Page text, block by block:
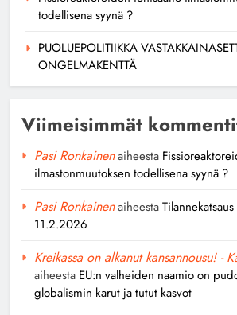
11.2.2026
Pasi Ronkainen 6
1
todellisena syynä ?
PUOLUEPOLITIIKKA
ONGELMAKENTTÄ
Viimeisimmät
Pasi Ronkainenaiheesta
ilmastonmuutoksen todellisena syynä ?
Pasi Ronkainenaiheesta
11.2.2026
Kreikassa on alkanut kansannousu! -
aiheesta EU:n valheiden naamio on
globalismin karut ja tutut kasvot